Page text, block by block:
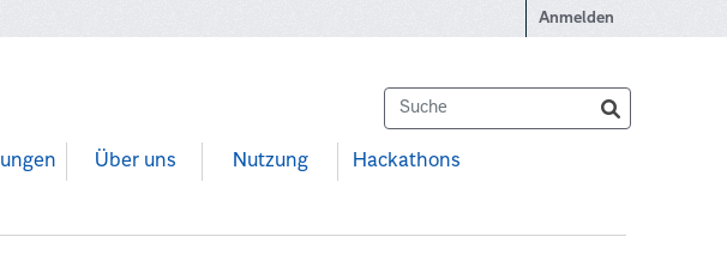
Anmelden
Über uns Nutzung Hackathons